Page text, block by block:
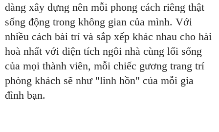
dàng xây dựng nên mỗi phong cách riêng thật
sống động trong không gian của mình. Với
nhiều cách bài trí và sắp xếp khác nhau cho hài
hoà nhất với diện tích ngôi nhà cùng lối sống
của mọi thành viên, mỗi chiếc gương trang trí
phòng khách sẽ như "linh hồn" của mỗi gia
đình bạn.